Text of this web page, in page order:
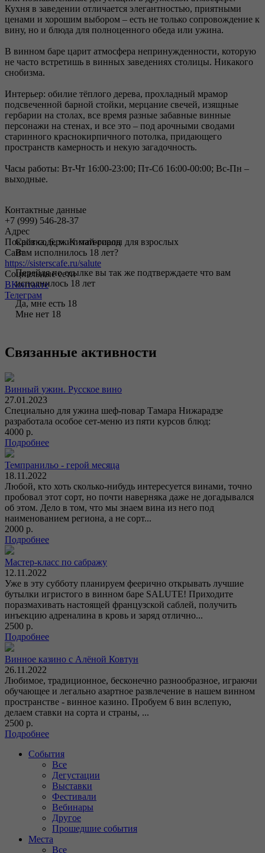
Кухня в заведении отличается элегантностью, приятными
ценами и хорошим выбором – есть не только сопровождение к
вину, но и блюда для полноценного обеда или ужина.
В винном баре царит атмосфера непринужденности, которую
не часто встретишь в винных заведениях столицы. Никакого
снобизма.
Интерьер: обилие тёплого дерева, прохладный мрамор
подсвеченной барной стойки, мерцание свечей, изящные
гербарии на столах, все время разные забавные винные
персонажи на стенах, и все это – под арочными сводами
старинного краснокирпичного потолка, придающего
пространств камерность и некую загадочность.
Часы работы: Вт-Чт 16:00-23:00; Пт-Сб 16:00-00:00; Вс-Пн –
выходные.
Контактные данные
+7 (999) 546-28-37
Адрес
Покровка, 6, м. Китай-город
Сайт
https://sisterscafe.ru/salute
Социальные сети
ВКонтакте
Телеграм
Связанные активности
Винный ужин. Русское вино
27.01.2023
Специально для ужина шеф-повар Тамара Нижарадзе
разработала особое сет-меню из пяти курсов блюд:
4000 р.
Подробнее
Темпранильо - герой месяца
18.11.2022
Любой, кто хоть сколько-нибудь интересуется винами, точно
пробовал этот сорт, но почти наверняка даже не догадывался
об этом. Дело в том, что мы знаем вина из него под
наименованием региона, а не сорт...
2000 р.
Подробнее
Мастер-класс по сабражу
12.11.2022
Уже в эту субботу планируем феерично открывать лучшие
бутылки игристого в винном баре SALUTE! Приходите
поразмахивать настоящей французской саблей, получить
инъекцию адреналина в кровь и заряд отлично...
2500 р.
Подробнее
Винное казино с Алёной Ковтун
26.11.2022
Любимое, традиционное, бесконечно разнообразное, играючи
обучающее и легально азартное развлечение в нашем винном
пространстве - винное казино. Пробуем 6 вин вслепую,
делаем ставки на сорта и страны, ...
2500 р.
Подробнее
События
Все
Дегустации
Выставки
Фестивали
Вебинары
Другое
Прошедшие события
Места
Все
Сайт содержит материалы для взрослых
Вам исполнилось 18 лет?
Перейдя по ссылке вы так же подтверждаете что вам
исполнилось 18 лет
Да, мне есть 18
Мне нет 18